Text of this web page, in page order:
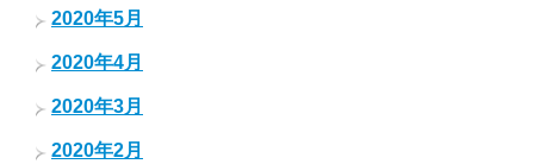
2020年5月
2020年4月
2020年3月
2020年2月